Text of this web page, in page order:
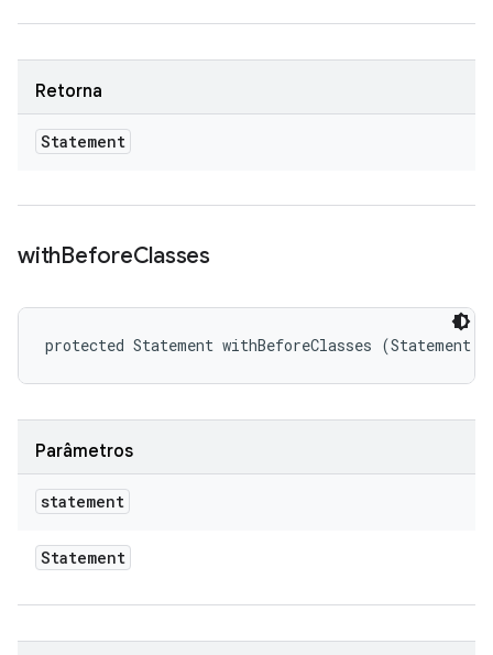
Retorna
Statement
withBeforeClasses
protected Statement withBeforeClasses (Statement
Parâmetros
statement
Statement